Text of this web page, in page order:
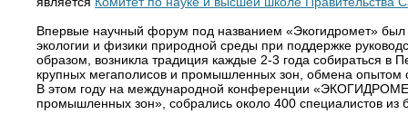
Впервые научный форум под названием «Экогидромет» был
экологии и физики природной среды при поддержке
образом, возникла традиция каждые 2-3 года собираться в
крупных мегаполисов и промышленных зон, обмена опытом
В этом году на международной конференции
промышленных зон», собрались около 400 специалистов из